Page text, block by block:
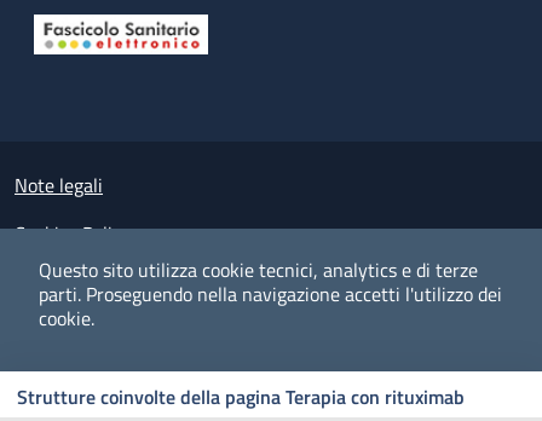
Questo sito utilizza cookie tecnici, analytics e di terze
parti. Proseguendo nella navigazione accetti l'utilizzo dei
cookie.
Strutture coinvolte della pagina Terapia con rituximab
Small prints
Note legali
Cookies Policy
Policy privacy e protezione del dato personale
Albo pretorio on-line
Dichiarazione di accessibilità